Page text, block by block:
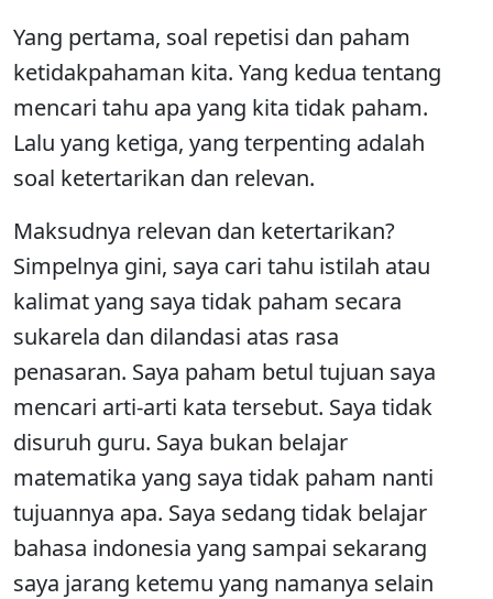
Yang pertama, soal repetisi dan paham
ketidakpahaman kita. Yang kedua tentang
mencari tahu apa yang kita tidak paham.
Lalu yang ketiga, yang terpenting adalah
soal ketertarikan dan relevan.
Maksudnya relevan dan ketertarikan?
Simpelnya gini, saya cari tahu istilah atau
kalimat yang saya tidak paham secara
sukarela dan dilandasi atas rasa
penasaran. Saya paham betul tujuan saya
mencari arti-arti kata tersebut. Saya tidak
disuruh guru. Saya bukan belajar
matematika yang saya tidak paham nanti
tujuannya apa. Saya sedang tidak belajar
bahasa indonesia yang sampai sekarang
saya jarang ketemu yang namanya selain